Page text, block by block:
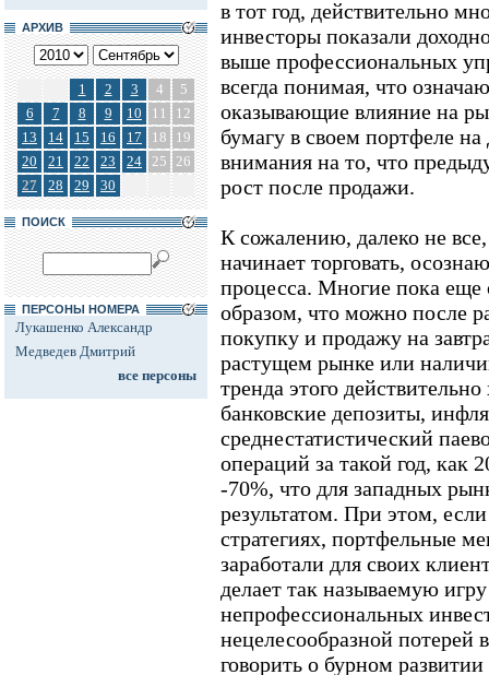
АРХИВ
1 2 3 4
5
6
7 8 9 10 11
12
13
14 15 16 17 18
19
20
21 22 23 24 25 26
27
28 29 30
ПОИСК
ПЕРСОНЫ НОМЕРА
Лукашенко Александр
Медведев Дмитрий
все персоны
в тот год, действительно
инвесторы показали
выше профессиональных
всегда понимая, что
оказывающие влияние на
бумагу в своем портфеле
внимания на то, что
рост после продажи.
К сожалению, далеко не
начинает торговать,
процесса. Многие пока еще
образом, что можно после
покупку и продажу на
растущем рынке или
тренда этого
банковские депозиты,
среднестатистический
операций за такой год, как
-70%, что для западных
результатом. При этом,
стратегиях, портфельные
заработали для своих
делает так называемую
непрофессиональных
нецелесообразной потерей
говорить о бурном